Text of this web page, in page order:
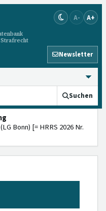
A- A+
Newsletter
Suchen
Bonn) [= HRRS 2026 Nr.